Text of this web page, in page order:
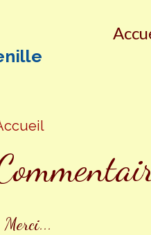
Merci...